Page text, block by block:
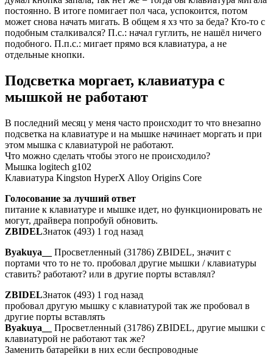
постоянно. В итоге помигает пол часа, успокоится, потом
может снова начать мигать. В общем я хз что за беда? Кто-то с
подобным сталкивался? П.с.: начал гуглить, не нашёл ничего
подобного. П.п.с.: мигает прямо вся клавиатура, а не
отдельные кнопки.
Подсветка моргает, клавиатура с
мышкой не работают
В последний месяц у меня часто происходит то что внезапно
подсветка на клавиатуре и на мышке начинает моргать и при
этом мышка с клавиатурой не работают.
Что можно сделать чтобы этого не происходило?
Мышка logitech g102
Клавиатура Kingston HyperX Alloy Origins Core
Голосование за лучший ответ
питание к клавиатуре и мышке идет, но функционировать не
могут, драйвера попробуй обновить.
ZBIDELЗнаток (493) 1 год назад
Byakuya__
Просветленный (31786) ZBIDEL, значит с
портами что то не то. пробовал другие мышки / клавиатуры
ставить? работают? или в другие порты вставлял?
ZBIDELЗнаток (493) 1 год назад
пробовал другую мышку с клавиатурой так же пробовал в
другие порты вставлять
Byakuya__
Просветленный (31786) ZBIDEL, другие мышки с
клавиатурой не работают так же?
Заменить батарейки в них если беспроводные